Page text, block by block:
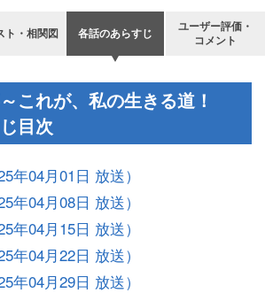
ト・相関図 各話のあらすじ
ユーザー評価・
コメント
これが、私の生きる道！
目次
年04月01日 放送）
年04月08日 放送）
年04月15日 放送）
年04月22日 放送）
年04月29日 放送）